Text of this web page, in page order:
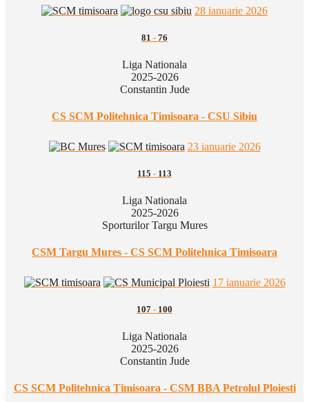
28 ianuarie 2026
81 - 76
Liga Nationala
2025-2026
Constantin Jude
CS SCM Politehnica Timisoara - CSU Sibiu
23 ianuarie 2026
115 - 113
Liga Nationala
2025-2026
Sporturilor Targu Mures
CSM Targu Mures - CS SCM Politehnica Timisoara
17 ianuarie 2026
107 - 100
Liga Nationala
2025-2026
Constantin Jude
CS SCM Politehnica Timisoara - CSM BBA Petrolul Ploiesti